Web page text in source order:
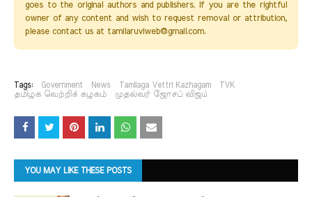
goes to the original authors and publishers. If you are the rightful
owner of any content and wish to request removal or attribution,
please contact us at tamilaruviweb@gmail.com.
Tags: Government News Tamilaga Vettri Kazhagam
TVK
தமிழக வெற்றிக் கழகம்
முதல்வர் ஜோசப் விஜய்
YOU MAY LIKE THESE POSTS